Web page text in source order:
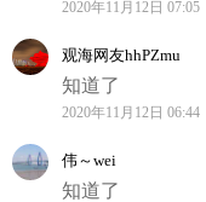
2020年11月12日 07:05
观海网友hhPZmu
知道了
2020年11月12日 06:44
伟～wei
知道了